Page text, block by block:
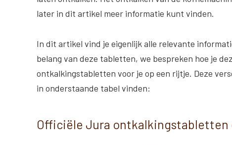
later in dit artikel meer informatie kunt vinden.
In dit artikel vind je eigenlijk alle relevante
belang van deze tabletten, we bespreken hoe je
ontkalkingstabletten voor je op een rijtje. Deze
in onderstaande tabel vinden:
Officiële Jura ontkalkingstabletten